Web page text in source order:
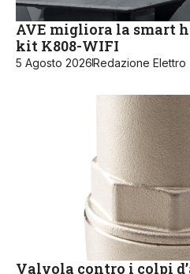
AVE migliora la smart
kit K808-WIFI
5 Agosto 2026Redazione Elettro
Valvola contro i colpi